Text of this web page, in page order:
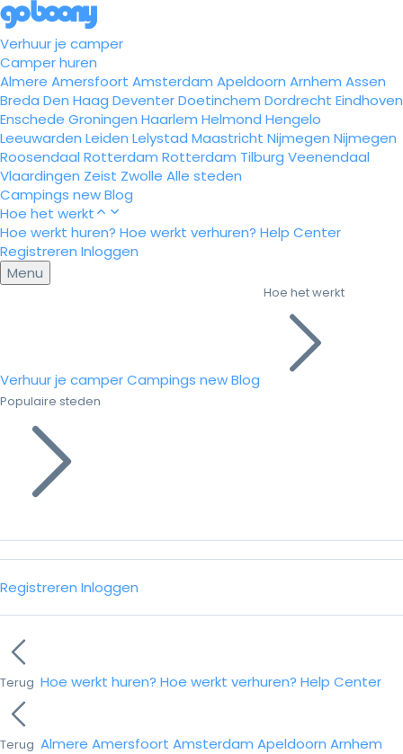
Verhuur je camper
Camper huren
Almere Amersfoort Amsterdam Apeldoorn Arnhem Assen
Breda Den Haag DeventerDoetinchem Dordrecht Eindhoven
Enschede Groningen Haarlem Helmond Hengelo
Leeuwarden Leiden Lelystad Maastricht Nijmegen Nijmegen
Roosendaal Rotterdam Rotterdam Tilburg Veenendaal
Vlaardingen Zeist Zwolle Alle steden
Campings newBlog
Hoe het werkt
Hoe werkt huren? Hoe werkt verhuren? Help Center
Registreren Inloggen
Menu
Verhuur je camperCampings newBlog
Hoe het werkt
Populaire steden
Registreren Inloggen
Terug Hoe werkt huren? Hoe werkt verhuren? Help Center
Terug Almere Amersfoort Amsterdam Apeldoorn Arnhem